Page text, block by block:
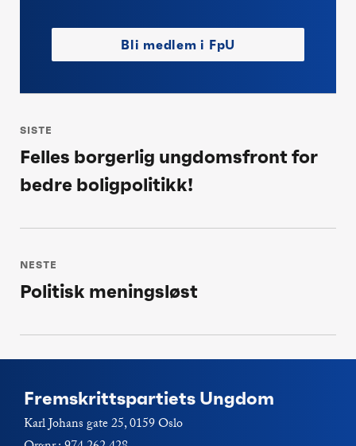
Bli medlem i FpU
SISTE
Siste
post:
Felles borgerlig ungdomsfront for
bedre boligpolitikk!
NESTE
Neste
Politisk meningsløst
Fremskrittspartiets Ungdom
Karl Johans gate 25, 0159 Oslo